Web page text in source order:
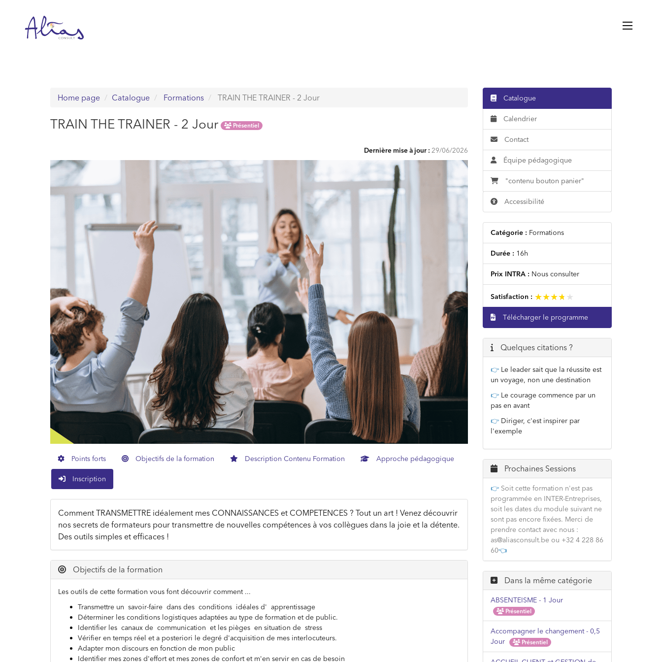
contenu
Home page Catalogue Formations TRAIN THE TRAINER - 2 Jour
TRAIN THE TRAINER - 2 Jour Présentiel
Dernière mise à jour : 29/06/2026
Points forts Objectifs de la formation Description Contenu Formation Approche pédagogique
Inscription
Comment TRANSMETTRE idéalement mes CONNAISSANCES et COMPETENCES ? Tout un art ! Venez découvrir
nos secrets de formateurs pour transmettre de nouvelles compétences à vos collègues dans la joie et la détente.
Des outils simples et efficaces !
Objectifs de la formation
Les outils de cette formation vous font découvrir comment ...
Transmettre un savoir-faire dans des conditions idéales d' apprentissage
Déterminer les conditions logistiques adaptées au type de formation et de public.
Identifier les canaux de communication et les pièges en situation de stress
Vérifier en temps réel et a posteriori le degré d'acquisition de mes interlocuteurs.
Adapter mon discours en fonction de mon public
Identifier mes zones d'effort et mes zones de confort et m'en servir en cas de besoin
Catalogue
Calendrier
Contact
Équipe pédagogique
"contenu bouton panier"
Accessibilité
Catégorie : Formations
Durée : 16h
Prix INTRA : Nous consulter
Satisfaction : ★★★★★
★★★★★
Télécharger le programme
Quelques citations ?
👉 Le leader sait que la réussite est
un voyage, non une destination
👉 Le courage commence par un
pas en avant
👉 Diriger, c'est inspirer par
l'exemple
Prochaines Sessions
👉Soit cette formation n'est pas
programmée en INTER-Entreprises,
soit les dates du module suivant ne
sont pas encore fixées. Merci de
prendre contact avec nous :
as@aliasconsult.be ou +32 4 228 86
60👈
Dans la même catégorie
ABSENTEISME - 1 Jour
Présentiel
Accompagner le changement - 0,5
Jour
Présentiel